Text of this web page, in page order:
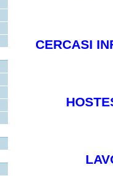
CERCASI